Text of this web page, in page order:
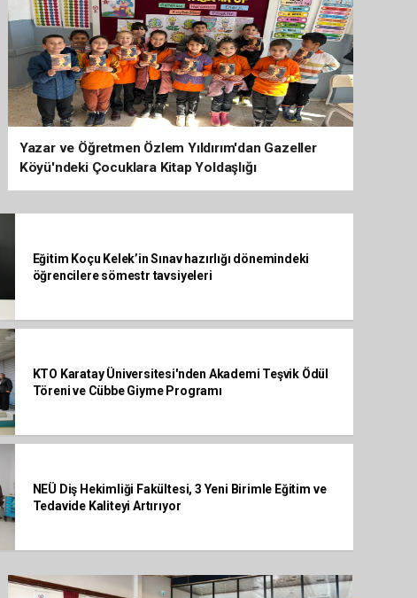
Yazar ve Öğretmen Özlem Yıldırım'dan Gazeller
Köyü'ndeki Çocuklara Kitap Yoldaşlığı
Eğitim Koçu Kelek’in Sınav hazırlığı dönemindeki
öğrencilere sömestr tavsiyeleri
KTO Karatay Üniversitesi'nden Akademi Teşvik Ödül
Töreni ve Cübbe Giyme Programı
NEÜ Diş Hekimliği Fakültesi, 3 Yeni Birimle Eğitim ve
Tedavide Kaliteyi Artırıyor